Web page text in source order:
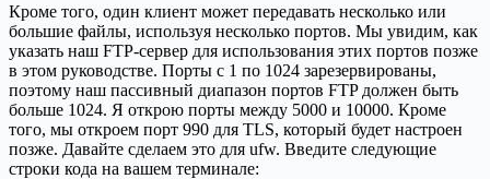
Кроме того, один клиент может передавать несколько или
большие файлы, используя несколько портов. Мы увидим, как
указать наш FTP-сервер для использования этих портов позже
в этом руководстве. Порты с 1 по 1024 зарезервированы,
поэтому наш пассивный диапазон портов FTP должен быть
больше 1024. Я открою порты между 5000 и 10000. Кроме
того, мы откроем порт 990 для TLS, который будет настроен
позже. Давайте сделаем это для ufw. Введите следующие
строки кода на вашем терминале: